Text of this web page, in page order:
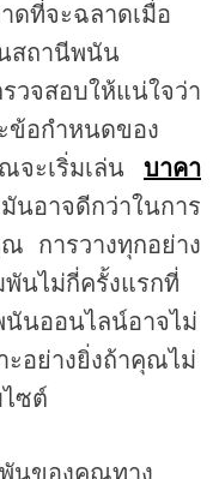
ดที่จะฉลาดเมื่อ
สถานีพนัน
วจสอบให้แน่ใจว่า
ข้อกำหนดของ
จะเริ่มเล่น
บาคา
มันอาจดีกว่าในการ
ณ
การวางทุกอย่าง
พันไม่กี่ครั้งแรกที่
นออนไลน์อาจไม่
ะอย่างยิ่งถ้าคุณไม่
ซต์
นของคุณทาง